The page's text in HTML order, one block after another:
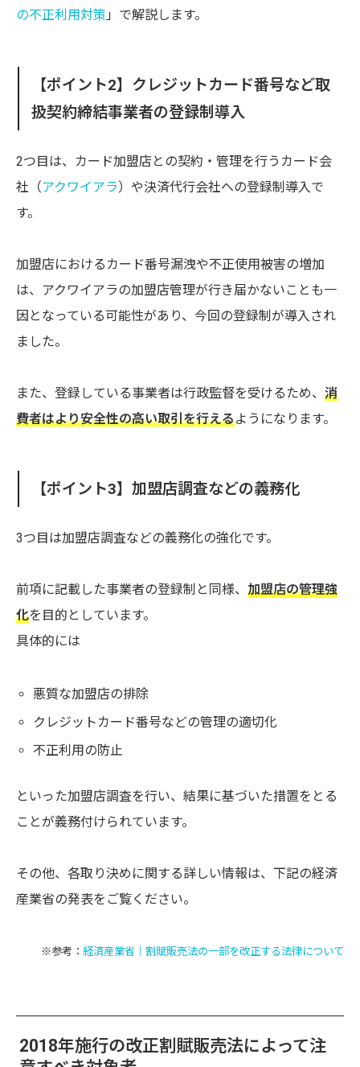
の不正利用対策 」で解説します。
【ポイント2】クレジットカード番号など取
扱契約締結事業者の登録制導入
2つ目は、カード加盟店との契約・管理を行うカード会
社（アクワイアラ ）や決済代行会社への登録制導入で
す。
加盟店におけるカード番号漏洩や不正使用被害の増加
は、アクワイアラの加盟店管理が行き届かないことも一
因となっている可能性があり、今回の登録制が導入され
ました。
また、登録している事業者は行政監督を受けるため、 消
費者はより安全性の高い取引を行えるようになります。
【ポイント3】加盟店調査などの義務化
3つ目は加盟店調査などの義務化の強化です。
前項に記載した事業者の登録制と同様、 加盟店の管理強
化を目的としています。
具体的には
悪質な加盟店の排除
クレジットカード番号などの管理の適切化
不正利用の防止
といった加盟店調査を行い、結果に基づいた措置をとる
ことが義務付けられています。
その他、各取り決めに関する詳しい情報は、下記の経済
産業省の発表をご覧ください。
※参考： 経済産業省｜割賦販売法の一部を改正する法律について
2018年施行の改正割賦販売法によって注